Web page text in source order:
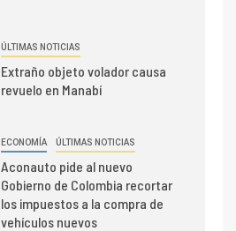
ÚLTIMAS NOTICIAS
Extraño objeto volador causa
revuelo en Manabí
ECONOMÍA ÚLTIMAS NOTICIAS
Aconauto pide al nuevo
Gobierno de Colombia recortar
los impuestos a la compra de
vehículos nuevos